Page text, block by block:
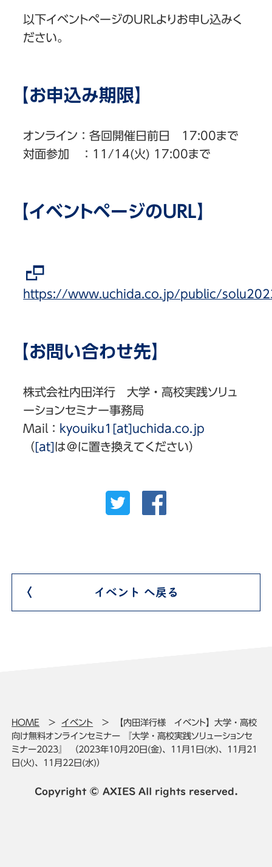
以下イベントページのURLよりお申し込みく
ださい。
【お申込み期限】
オンライン：各回開催日前日 17:00まで
対面参加 ：11/14(火) 17:00まで
【イベントページのURL】
https://www.uchida.co.jp/public/
【お問い合わせ先】
株式会社内田洋行 大学・高校実践ソリュ
ーションセミナー事務局
Mail： kyouiku1[at]uchida.co.jp
（ [at] は＠に置き換えてください）
イベント へ戻る
HOME イベント
【内田洋行様 イベント】大学・高校
向け無料オンラインセミナー 『大学・高校実践ソリューションセ
ミナー2023』 （2023年10月20日(金)、11月1日(水)、11月21
日(火)、11月22日(水)）
Copyright © AXIES All rights reserved.